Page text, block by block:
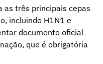
três principais cepas
incluindo H1N1 e
documento oficial
que é obrigatória